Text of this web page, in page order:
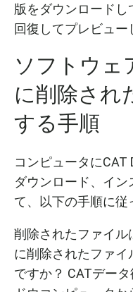
版をダウンロードし
回復してプレビュー
ソフトウェ
に削除され
する手順
コンピュータにCAT
ダウンロード、イン
て、以下の手順に従
削除されたファイル
に削除されたファ
ですか？ CATデー